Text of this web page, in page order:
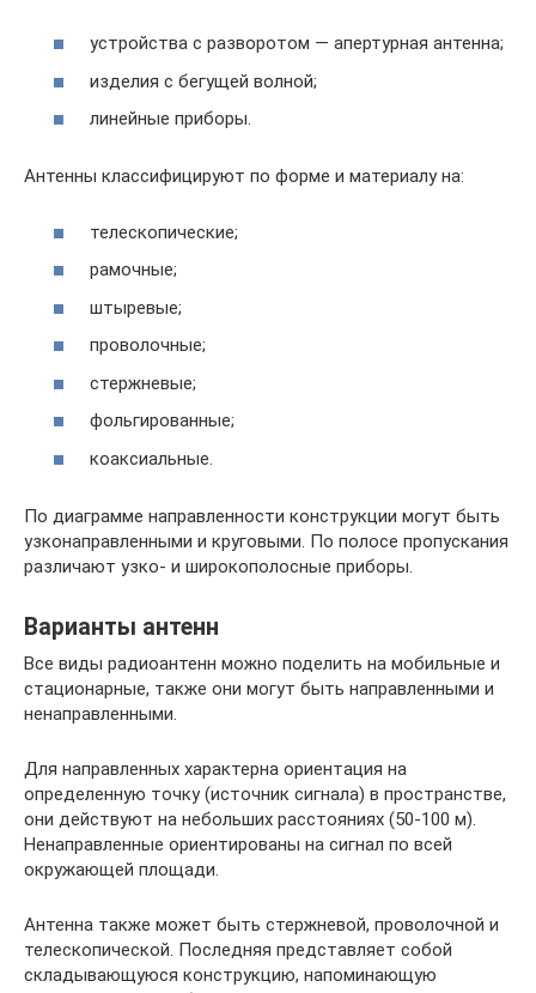
устройства с разворотом — апертурная антенна;
изделия с бегущей волной;
линейные приборы.
Антенны классифицируют по форме и материалу на:
телескопические;
рамочные;
штыревые;
проволочные;
стержневые;
фольгированные;
коаксиальные.
По диаграмме направленности конструкции могут быть
узконаправленными и круговыми. По полосе пропускания
различают узко- и широкополосные приборы.
Варианты антенн
Все виды радиоантенн можно поделить на мобильные и
стационарные, также они могут быть направленными и
ненаправленными.
Для направленных характерна ориентация на
определенную точку (источник сигнала) в пространстве,
они действуют на небольших расстояниях (50-100 м).
Ненаправленные ориентированы на сигнал по всей
окружающей площади.
Антенна также может быть стержневой, проволочной и
телескопической. Последняя представляет собой
складывающуюся конструкцию, напоминающую